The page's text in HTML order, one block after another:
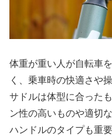
体重が重い人が自転車
く、乗車時の快適さや
サドルは体型に合った
ン性の高いものや適切
ハンドルのタイプも重